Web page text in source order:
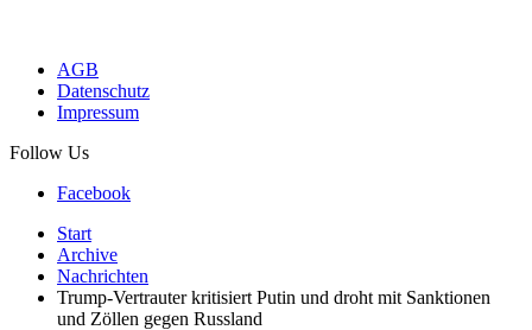
AGB
Datenschutz
Impressum
Follow Us
Facebook
Start
Archive
Nachrichten
Trump-Vertrauter kritisiert Putin und droht mit Sanktionen
und Zöllen gegen Russland